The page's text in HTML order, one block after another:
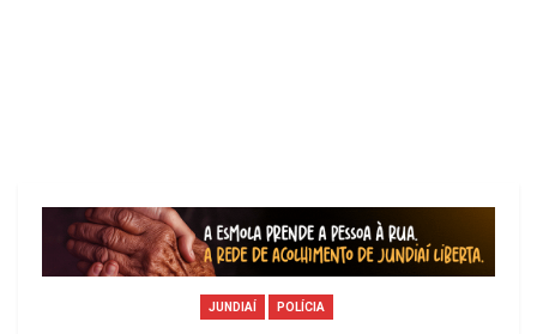
JUNDIAÍ POLÍCIA